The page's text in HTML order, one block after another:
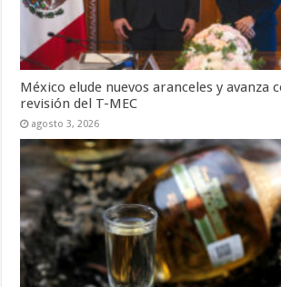
México elude nuevos aranceles y avanza
revisión del T-MEC
agosto 3, 2026